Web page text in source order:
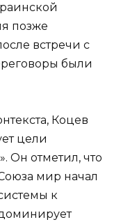
позже
встречи с
были
Коцев
цели
Он отметил, что
мир начал
к